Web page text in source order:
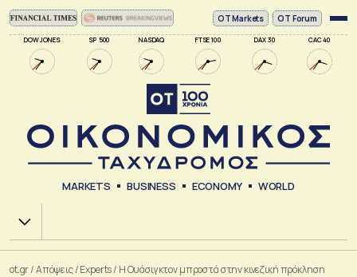
DOW JONES SP 500 NASDAQ FTSE 100 DAX 30 CAC 40
ΟΤ Markets OT Forum
MARKETS BUSINESS ECONOMY WORLD
Χ.Α.
ot.gr/Απόψεις/Experts/ Η Ουάσιγκτον μπροστά στην κινεζική πρόκληση